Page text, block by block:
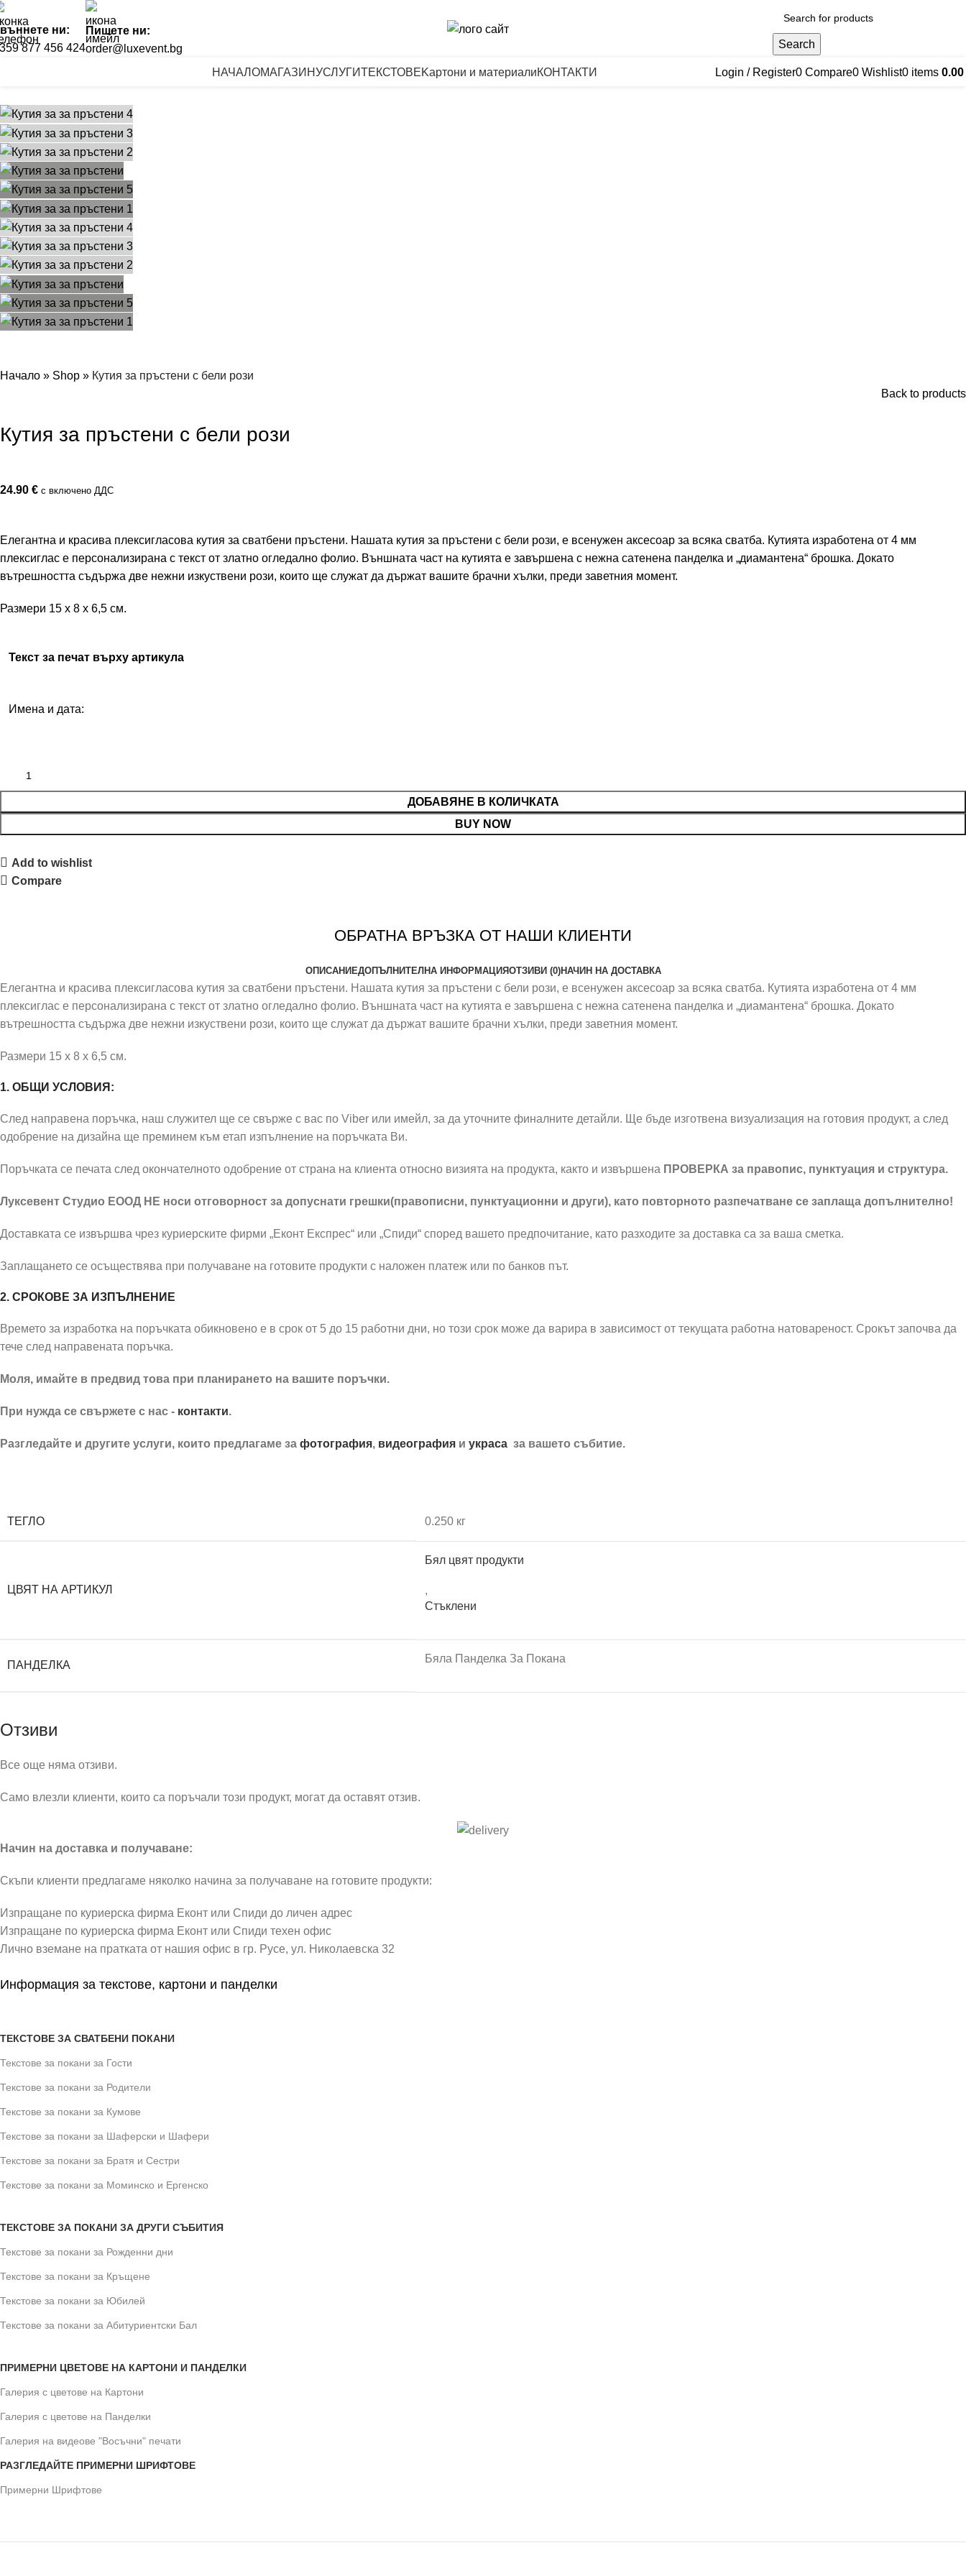
ни:
877 456 424
Пишете ни:
order@luxevent.bg
Search
НАЧАЛОМАГАЗИНУСЛУГИТЕКСТОВЕKартони и материалиКОНТАКТИ Login / Register0 Compare0 Wishlist0 items 0.00
Начало » Shop » Кутия за пръстени с бели рози
Back to products
Кутия за пръстени с бели рози
24.90 € с включено ДДС
Елегантна и красива плексигласова кутия за сватбени пръстени. Нашата кутия за пръстени с бели рози, е всенужен аксесоар за всяка сватба. Кутията изработена от 4 мм
плексиглас е персонализирана с текст от златно огледално фолио. Външната част на кутията е завършена с нежна сатенена панделка и „диамантена“ брошка. Докато
вътрешността съдържа две нежни изкуствени рози, които ще служат да държат вашите брачни хълки, преди заветния момент.
Размери 15 x 8 x 6,5 см.
Текст за печат върху артикула
Имена и дата:
ДОБАВЯНЕ В КОЛИЧКАТА
BUY NOW
Add to wishlist
Compare
ОБРАТНА ВРЪЗКА ОТ НАШИ КЛИЕНТИ
ОПИСАНИЕДОПЪЛНИТЕЛНА ИНФОРМАЦИЯОТЗИВИ (0)НАЧИН НА ДОСТАВКА
Елегантна и красива плексигласова кутия за сватбени пръстени. Нашата кутия за пръстени с бели рози, е всенужен аксесоар за всяка сватба. Кутията изработена от 4 мм
плексиглас е персонализирана с текст от златно огледално фолио. Външната част на кутията е завършена с нежна сатенена панделка и „диамантена“ брошка. Докато
вътрешността съдържа две нежни изкуствени рози, които ще служат да държат вашите брачни хълки, преди заветния момент.
Размери 15 x 8 x 6,5 см.
1. ОБЩИ УСЛОВИЯ:
След направена поръчка, наш служител ще се свърже с вас по Viber или имейл, за да уточните финалните детайли. Ще бъде изготвена визуализация на готовия продукт, а след
одобрение на дизайна ще преминем към етап изпълнение на поръчката Ви.
Поръчката се печата след окончателното одобрение от страна на клиента относно визията на продукта, както и извършена ПРОВЕРКА за правопис, пунктуация и структура.
Луксевент Студио ЕООД НЕ носи отговорност за допуснати грешки(правописни, пунктуационни и други), като повторното разпечатване се заплаща допълнително!
Доставката се извършва чрез куриерските фирми „Еконт Експрес“ или „Спиди“ според вашето предпочитание, като разходите за доставка са за ваша сметка.
Заплащането се осъществява при получаване на готовите продукти с наложен платеж или по банков път.
2. СРОКОВЕ ЗА ИЗПЪЛНЕНИЕ
Времето за изработка на поръчката обикновено е в срок от 5 до 15 работни дни, но този срок може да варира в зависимост от текущата работна натовареност. Срокът започва да
тече след направената поръчка.
Моля, имайте в предвид това при планирането на вашите поръчки.
При нужда се свържете с нас - контакти.
Разгледайте и другите услуги, които предлагаме за фотография, видеография и украса за вашето събитие.
ТЕГЛО 0.250 кг
ЦВЯТ НА АРТИКУЛ
Бял цвят продукти
,
Стъклени
ПАНДЕЛКА
Бяла Панделка За Покана
Отзиви
Все още няма отзиви.
Само влезли клиенти, които са поръчали този продукт, могат да оставят отзив.
Начин на доставка и получаване:
Скъпи клиенти предлагаме няколко начина за получаване на готовите продукти:
Изпращане по куриерска фирма Еконт или Спиди до личен адрес
Изпращане по куриерска фирма Еконт или Спиди техен офис
Лично вземане на пратката от нашия офис в гр. Русе, ул. Николаевска 32
Информация за текстове, картони и панделки
ТЕКСТОВЕ ЗА СВАТБЕНИ ПОКАНИ
Текстове за покани за Гости
Текстове за покани за Родители
Текстове за покани за Кумове
Текстове за покани за Шаферски и Шафери
Текстове за покани за Братя и Сестри
Текстове за покани за Моминско и Ергенско
ТЕКСТОВЕ ЗА ПОКАНИ ЗА ДРУГИ СЪБИТИЯ
Текстове за покани за Рожденни дни
Текстове за покани за Кръщене
Текстове за покани за Юбилей
Текстове за покани за Абитуриентски Бал
ПРИМЕРНИ ЦВЕТОВЕ НА КАРТОНИ И ПАНДЕЛКИ
Галерия с цветове на Картони
Галерия с цветове на Панделки
Галерия на видеове "Восъчни" печати
РАЗГЛЕДАЙТЕ ПРИМЕРНИ ШРИФТОВЕ
Примерни Шрифтове